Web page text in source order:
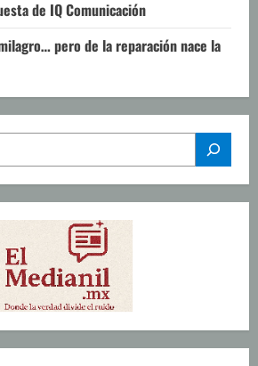
de IQ Comunicación
pero de la reparación nace la